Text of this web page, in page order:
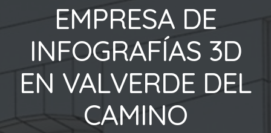
EMPRESA DE
INFOGRAFÍAS 3D
EN VALVERDE DEL
CAMINO